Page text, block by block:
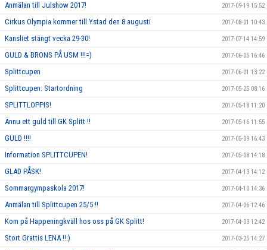
Anmälan till Julshow 2017! 2017-09-19 15:52
Cirkus Olympia kommer till Ystad den 8 augusti 2017-08-01 10:43
Kansliet stängt vecka 29-30! 2017-07-14 14:59
GULD & BRONS PÅ USM !!!=) 2017-06-05 16:46
Splittcupen 2017-06-01 13:22
Splittcupen: Startordning 2017-05-25 08:16
SPLITTLOPPIS! 2017-05-18 11:20
Ännu ett guld till GK Splitt !! 2017-05-16 11:55
GULD !!!! 2017-05-09 16:43
Information SPLITTCUPEN! 2017-05-08 14:18
GLAD PÅSK! 2017-04-13 14:12
Sommargympaskola 2017! 2017-04-10 14:36
Anmälan till Splittcupen 25/5 !! 2017-04-06 12:46
Kom på Happeningkväll hos oss på GK Splitt! 2017-04-03 12:42
Stort Grattis LENA !!:) 2017-03-25 14:27